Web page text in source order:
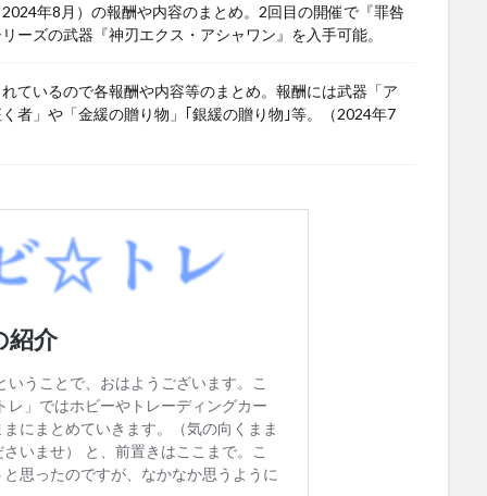
年8月）の報酬や内容のまとめ。2回目の開催で『罪咎
ーズの武器『神刃エクス・アシャワン』を入手可能。
ているので各報酬や内容等のまとめ。報酬には武器「ア
者」や「金緩の贈り物」｢銀緩の贈り物｣等。（2024年7